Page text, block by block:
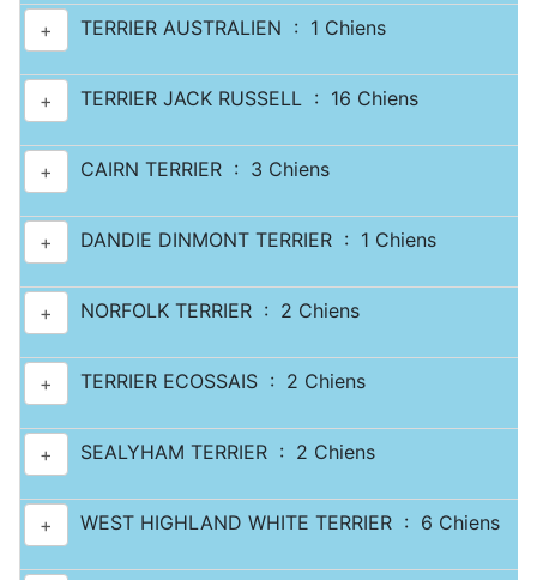
+ TERRIER AUSTRALIEN : 1 Chiens
+ TERRIER JACK RUSSELL : 16 Chiens
+ CAIRN TERRIER : 3 Chiens
+ DANDIE DINMONT TERRIER : 1 Chiens
+ NORFOLK TERRIER : 2 Chiens
+ TERRIER ECOSSAIS : 2 Chiens
+ SEALYHAM TERRIER : 2 Chiens
+ WEST HIGHLAND WHITE TERRIER : 6 Chiens